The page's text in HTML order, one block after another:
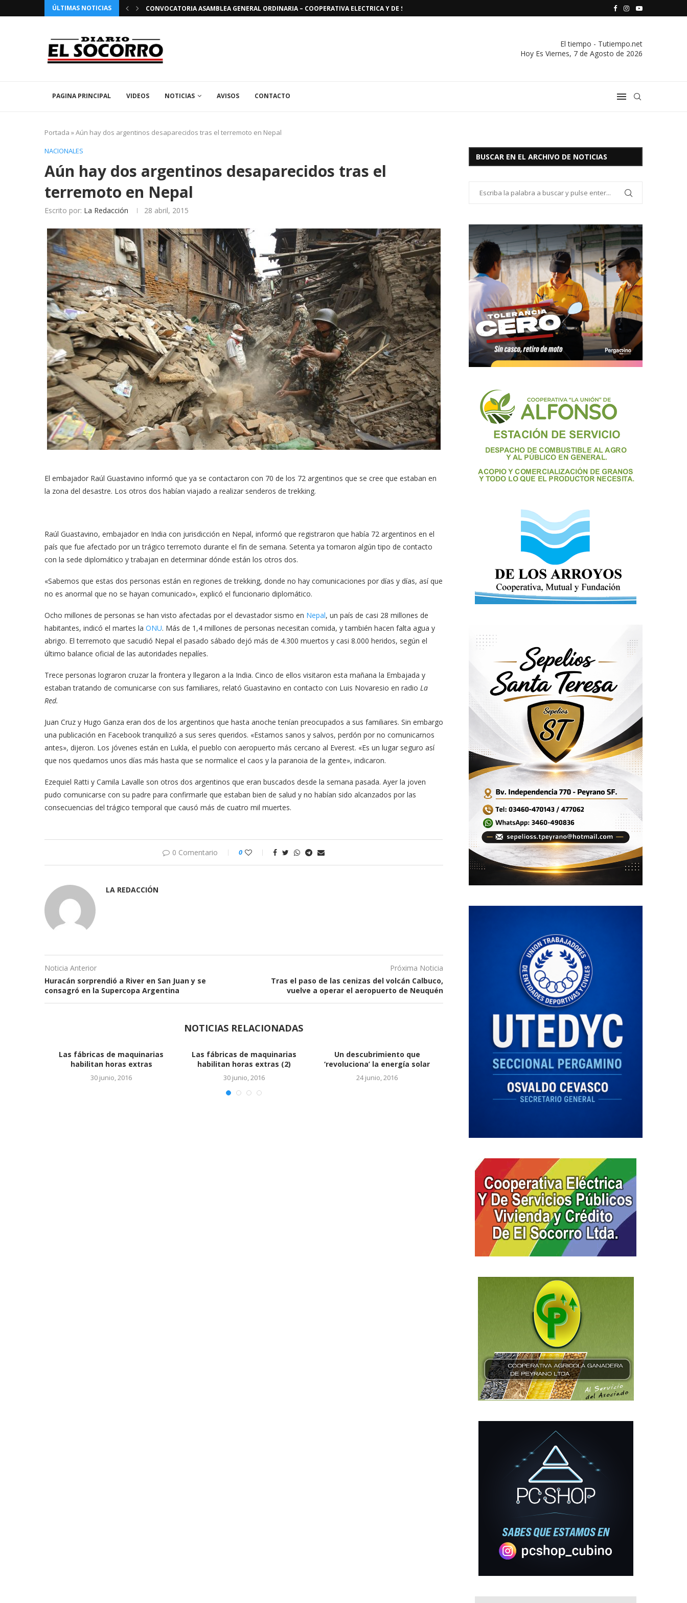
ÚLTIMAS NOTICIAS
PATRONALES 2026 EN EL SOCORRO CONVOCATORIA ASAMBLEA GENERAL ORDINARIA – COOPERATIVA ELECTRICA Y DE SERVICIOS PUBLICOS VIVIENDA Y CREDITO DE EL SOCORRO LTDA.
COMUNICADO IMPORTANTE DE LA COOPERATIVA
El tiempo - Tutiempo.net
Hoy Es Viernes, 7 de Agosto de 2026
PAGINA PRINCIPAL VIDEOS NOTICIAS AVISOS CONTACTO
Portada »Aún hay dos argentinos desaparecidos tras el terremoto en Nepal
NACIONALES
Aún hay dos argentinos desaparecidos tras el
terremoto en Nepal
Escrito por: La Redacción 28 abril, 2015
El embajador Raúl Guastavino informó que ya se contactaron con 70 de los 72 argentinos que se cree que estaban en
la zona del desastre. Los otros dos habían viajado a realizar senderos de trekking.
Raúl Guastavino, embajador en India con jurisdicción en Nepal, informó que registraron que había 72 argentinos en el
país que fue afectado por un trágico terremoto durante el fin de semana. Setenta ya tomaron algún tipo de contacto
con la sede diplomático y trabajan en determinar dónde están los otros dos.
«Sabemos que estas dos personas están en regiones de trekking, donde no hay comunicaciones por días y días, así que
no es anormal que no se hayan comunicado», explicó el funcionario diplomático.
Ocho millones de personas se han visto afectadas por el devastador sismo en Nepal, un país de casi 28 millones de
habitantes, indicó el martes la ONU. Más de 1,4 millones de personas necesitan comida, y también hacen falta agua y
abrigo. El terremoto que sacudió Nepal el pasado sábado dejó más de 4.300 muertos y casi 8.000 heridos, según el
último balance oficial de las autoridades nepalíes.
Trece personas lograron cruzar la frontera y llegaron a la India. Cinco de ellos visitaron esta mañana la Embajada y
estaban tratando de comunicarse con sus familiares, relató Guastavino en contacto con Luis Novaresio en radio La
Red.
Juan Cruz y Hugo Ganza eran dos de los argentinos que hasta anoche tenían preocupados a sus familiares. Sin embargo
una publicación en Facebook tranquilizó a sus seres queridos. «Estamos sanos y salvos, perdón por no comunicarnos
antes», dijeron. Los jóvenes están en Lukla, el pueblo con aeropuerto más cercano al Everest. «Es un lugar seguro así
que nos quedamos unos días más hasta que se normalice el caos y la paranoia de la gente», indicaron.
Ezequiel Ratti y Camila Lavalle son otros dos argentinos que eran buscados desde la semana pasada. Ayer la joven
pudo comunicarse con su padre para confirmarle que estaban bien de salud y no habían sido alcanzados por las
consecuencias del trágico temporal que causó más de cuatro mil muertes.
0 Comentario 0
LA REDACCIÓN
Noticia Anterior
Huracán sorprendió a River en San Juan y se
consagró en la Supercopa Argentina
Próxima Noticia
Tras el paso de las cenizas del volcán Calbuco,
vuelve a operar el aeropuerto de Neuquén
NOTICIAS RELACIONADAS
Ya es oficial el acuerdo con
Monsanto
24 junio, 2016
Vinculan a hijos de Báez con
cuentas en...
24 junio, 2016
Las apps pisan cada vez más
fuerte en...
31 mayo, 2016
BRF anunció una inversión
BUSCAR EN EL ARCHIVO DE NOTICIAS